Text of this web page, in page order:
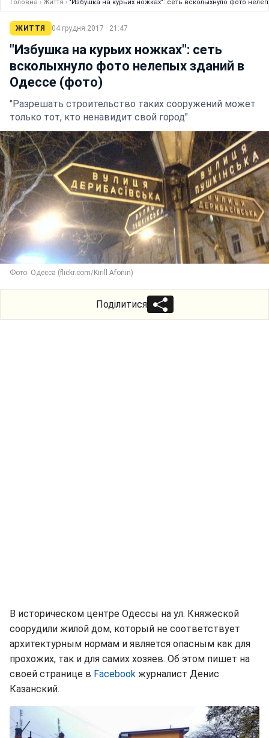
Головна › Життя › "Избушка на курьих ножках": сеть всколыхнуло фото
ЖИТТЯ 04 грудня 2017 · 21:47
"Избушка на курьих ножках": сеть
всколыхнуло фото нелепых зданий в
Одессе (фото)
"Разрешать строительство таких сооружений может
только тот, кто ненавидит свой город"
Фото: Одесса (flickr.com/Kirill Afonin)
Поділитися
В историческом центре Одессы на ул. Княжеской
соорудили жилой дом, который не соответствует
архитектурным нормам и является опасным как для
прохожих, так и для самих хозяев. Об этом пишет на
своей странице в Facebook журналист Денис
Казанский.